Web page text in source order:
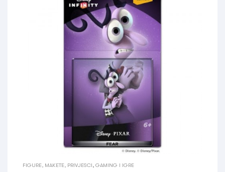
FIGURE, MAKETE, PRIVJESCI GAMING I IGRE